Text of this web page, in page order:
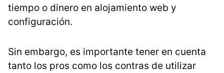
tiempo o dinero en alojamiento web y
configuración.
Sin embargo, es importante tener en cuenta
tanto los pros como los contras de utilizar